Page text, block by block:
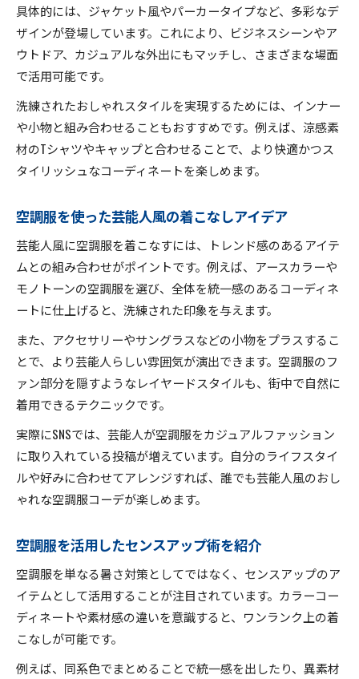
空調服と合わせる小物の選択術
空調服の省エネ効果を日常に生かす方法
空調服で実現する賢い省エネ生活術
空調服の省エネ効果を高める使い方
空調服とエアコン併用の節電ポイント
空調服を使ったエコな暮らしの実践例
空調服を選ぶ際の省エネ視点の重要性
具体的には、ジャケット風やパーカータイプなど、多彩なデ
ザインが登場しています。これにより、ビジネスシーンやア
ウトドア、カジュアルな外出にもマッチし、さまざまな場面
で活用可能です。
洗練されたおしゃれスタイルを実現するためには、インナー
や小物と組み合わせることもおすすめです。例えば、涼感素
材のTシャツやキャップと合わせることで、より快適かつス
タイリッシュなコーディネートを楽しめます。
空調服を使った芸能人風の着こなしアイデア
芸能人風に空調服を着こなすには、トレンド感のあるアイテ
ムとの組み合わせがポイントです。例えば、アースカラーや
モノトーンの空調服を選び、全体を統一感のあるコーディネ
ートに仕上げると、洗練された印象を与えます。
また、アクセサリーやサングラスなどの小物をプラスするこ
とで、より芸能人らしい雰囲気が演出できます。空調服のフ
ァン部分を隠すようなレイヤードスタイルも、街中で自然に
着用できるテクニックです。
実際にSNSでは、芸能人が空調服をカジュアルファッション
に取り入れている投稿が増えています。自分のライフスタイ
ルや好みに合わせてアレンジすれば、誰でも芸能人風のおし
ゃれな空調服コーデが楽しめます。
空調服を活用したセンスアップ術を紹介
空調服を単なる暑さ対策としてではなく、センスアップのア
イテムとして活用することが注目されています。カラーコー
ディネートや素材感の違いを意識すると、ワンランク上の着
こなしが可能です。
例えば、同系色でまとめることで統一感を出したり、異素材